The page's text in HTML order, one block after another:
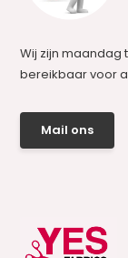
Wij zijn maandag
bereikbaar voor
Mail ons